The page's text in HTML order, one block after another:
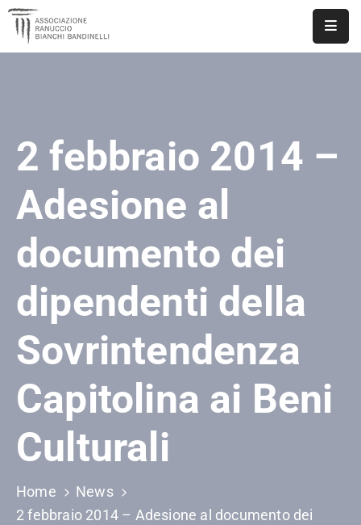
DOCUMENTI
PUBBLICAZIONI
CONTATTI
2 febbraio 2014 –
Adesione al
documento dei
dipendenti della
Sovrintendenza
Capitolina ai Beni
Culturali
Home
News
2 febbraio 2014 – Adesione al documento dei